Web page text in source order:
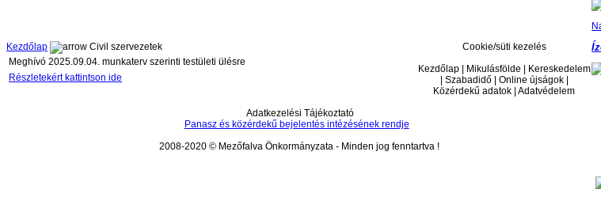
Kezdőlap
Civil szervezetek
Meghívó 2025.09.04. munkaterv szerinti testületi ülésre
Részletekért kattintson ide
Cookie/süti kezelés
Kezdőlap | Mikulásfölde | Kereskedelem
| Szabadidő | Online újságok |
Közérdekű adatok | Adatvédelem
Adatkezelési Tájékoztató
Panasz és közérdekű bejelentés intézésének rendje
2008-2020 © Mezőfalva Önkormányzata - Minden jog fenntartva !